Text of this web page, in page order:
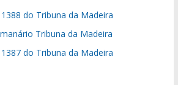
do Tribuna da Madeira
Tribuna da Madeira
do Tribuna da Madeira